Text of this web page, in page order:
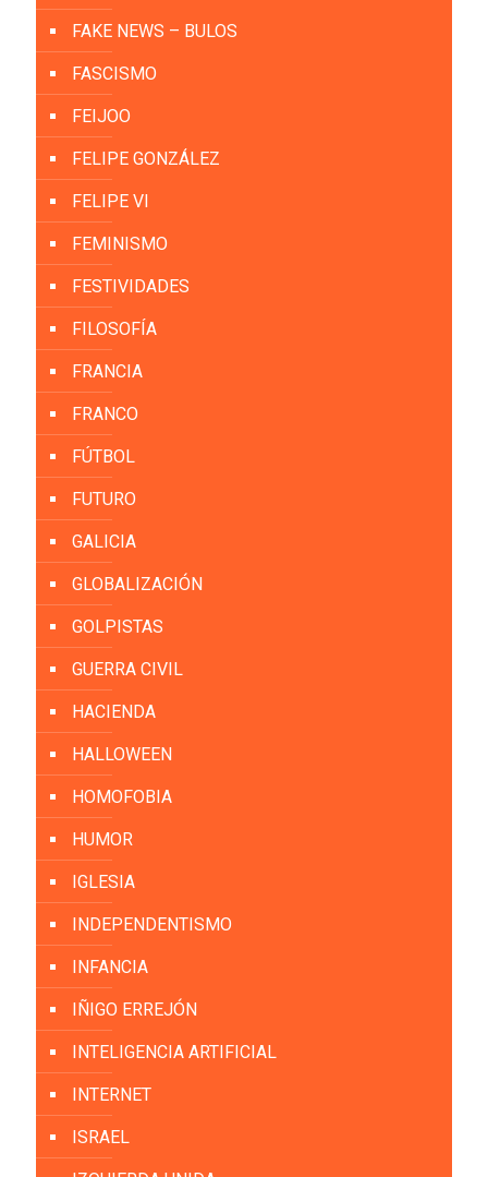
FAKE NEWS – BULOS
FASCISMO
FEIJOO
FELIPE GONZÁLEZ
FELIPE VI
FEMINISMO
FESTIVIDADES
FILOSOFÍA
FRANCIA
FRANCO
FÚTBOL
FUTURO
GALICIA
GLOBALIZACIÓN
GOLPISTAS
GUERRA CIVIL
HACIENDA
HALLOWEEN
HOMOFOBIA
HUMOR
IGLESIA
INDEPENDENTISMO
INFANCIA
IÑIGO ERREJÓN
INTELIGENCIA ARTIFICIAL
INTERNET
ISRAEL